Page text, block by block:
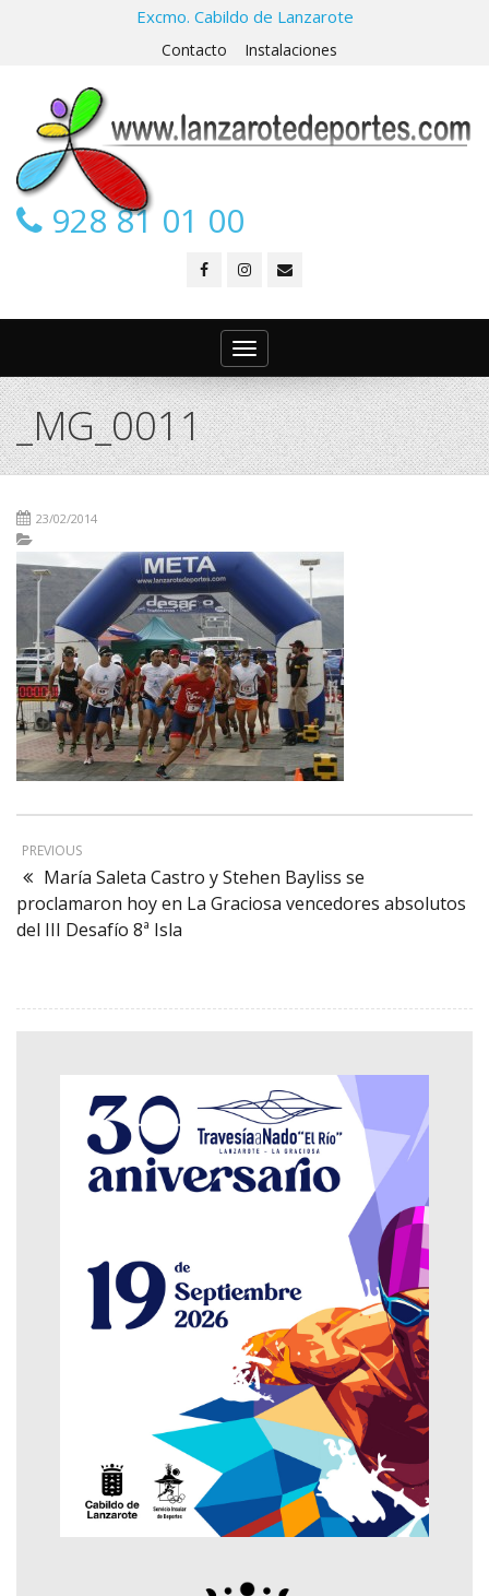
Excmo. Cabildo de Lanzarote
Contacto Instalaciones
928 81 01 00
Toggle
navigation
_MG_0011
23/02/2014
PREVIOUS
María Saleta Castro y Stehen Bayliss se
proclamaron hoy en La Graciosa vencedores absolutos
del III Desafío 8ª Isla